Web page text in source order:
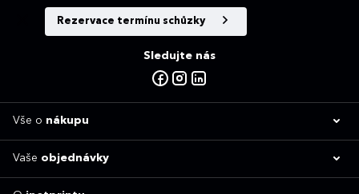
Rezervace termínu schůzky
Sledujte nás
Vše o nákupu
Vaše objednávky